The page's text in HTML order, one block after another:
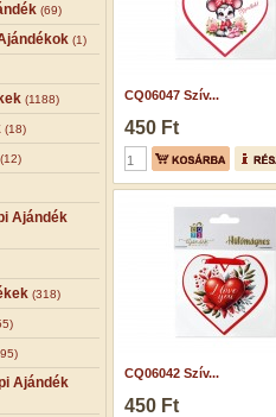
(69)
(1)
(1188)
(18)
(12)
Ajándék
(318)
Ajándék
CQ06047 Szív...
450 Ft
CQ06042 Szív...
450 Ft